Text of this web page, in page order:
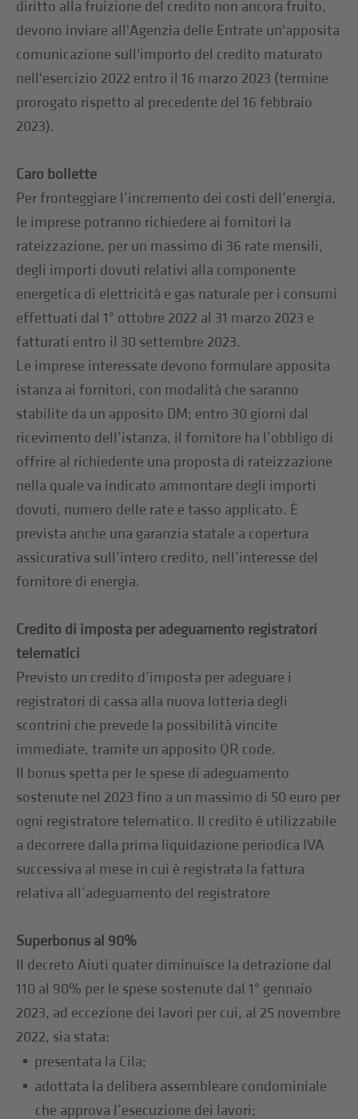
diritto alla fruizione del credito non ancora fruito,
devono inviare all'Agenzia delle Entrate un'apposita
comunicazione sull'importo del credito maturato
nell'esercizio 2022 entro il 16 marzo 2023 (termine
prorogato rispetto al precedente del 16 febbraio
2023).
Caro bollette
Per fronteggiare l’incremento dei costi dell’energia,
le imprese potranno richiedere ai fornitori la
rateizzazione, per un massimo di 36 rate mensili,
degli importi dovuti relativi alla componente
energetica di elettricità e gas naturale per i consumi
effettuati dal 1° ottobre 2022 al 31 marzo 2023 e
fatturati entro il 30 settembre 2023.
Le imprese interessate devono formulare apposita
istanza ai fornitori, con modalità che saranno
stabilite da un apposito DM; entro 30 giorni dal
ricevimento dell’istanza, il fornitore ha l’obbligo di
offrire al richiedente una proposta di rateizzazione
nella quale va indicato ammontare degli importi
dovuti, numero delle rate e tasso applicato. È
prevista anche una garanzia statale a copertura
assicurativa sull’intero credito, nell’interesse del
fornitore di energia.
Credito di imposta per adeguamento registratori
telematici
Previsto un credito d’imposta per adeguare i
registratori di cassa alla nuova lotteria degli
scontrini che prevede la possibilità vincite
immediate, tramite un apposito QR code.
Il bonus spetta per le spese di adeguamento
sostenute nel 2023 fino a un massimo di 50 euro per
ogni registratore telematico. Il credito è utilizzabile
a decorrere dalla prima liquidazione periodica IVA
successiva al mese in cui è registrata la fattura
relativa all’adeguamento del registratore
Superbonus al 90%
Il decreto Aiuti quater diminuisce la detrazione dal
110 al 90% per le spese sostenute dal 1° gennaio
2023, ad eccezione dei lavori per cui, al 25 novembre
2022, sia stata:
presentata la Cila;
adottata la delibera assembleare condominiale
che approva l’esecuzione dei lavori;